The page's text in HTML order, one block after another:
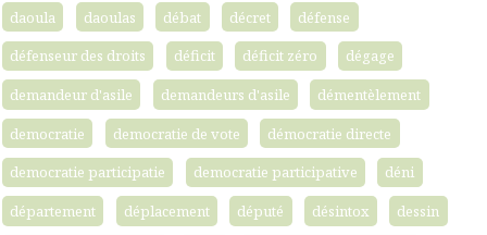
daoula
daoulas débat décret
défense
défenseur des droits
déficit déficit zéro
dégage
demandeur d'asile
demandeurs d'asile
démentèlement
democratie
democratie de vote
démocratie directe
democratie participatie
democratie participative
déni
département
déplacement député désintox
dessin